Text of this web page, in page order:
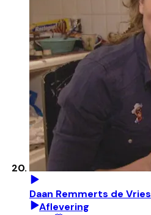
Daan Remmerts de Vries
Aflevering